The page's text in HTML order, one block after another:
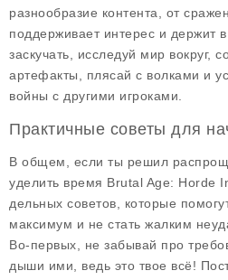
разнообразие контента, от
поддерживает интерес и держит
заскучать, исследуй мир вокруг,
артефакты, плясай с волками и
войны с другими игроками.
Практичные советы для
В общем, если ты решил
уделить время Brutal Age: Horde
дельных советов, которые
максимум и не стать жалким
Во-первых, не забывай про
дыши ими, ведь это твое всё!